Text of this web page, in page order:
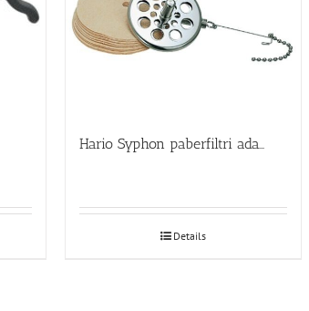
Hario Syphon paberfiltri adapter
Details